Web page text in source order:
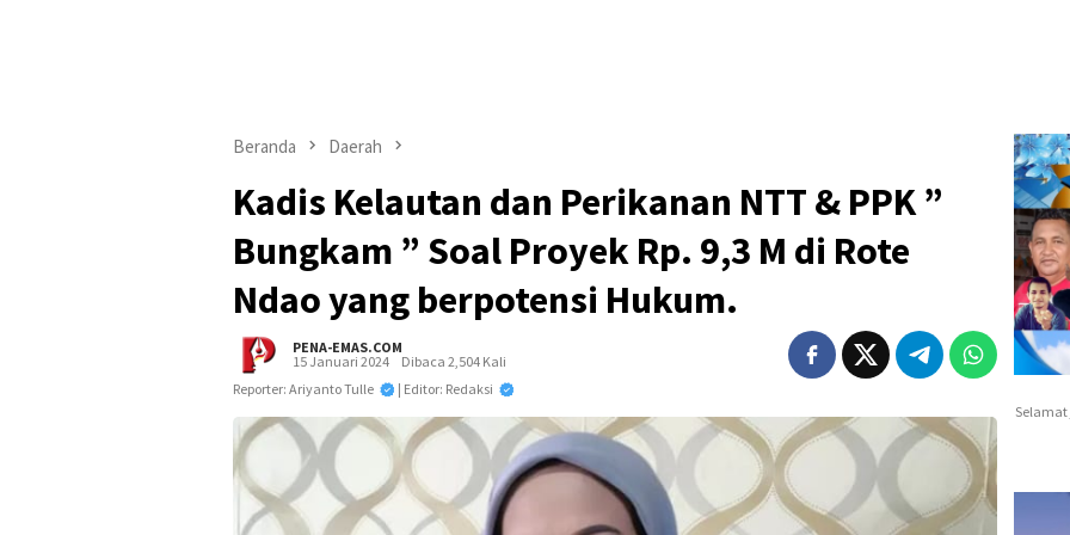
Beranda Daerah
Kadis Kelautan dan Perikanan NTT & PPK ”
Bungkam ” Soal Proyek Rp. 9,3 M di Rote
Ndao yang berpotensi Hukum.
PENA-EMAS.COM
15 Januari 2024
Dibaca 2,504 Kali
Reporter: Ariyanto Tulle
| Editor: Redaksi